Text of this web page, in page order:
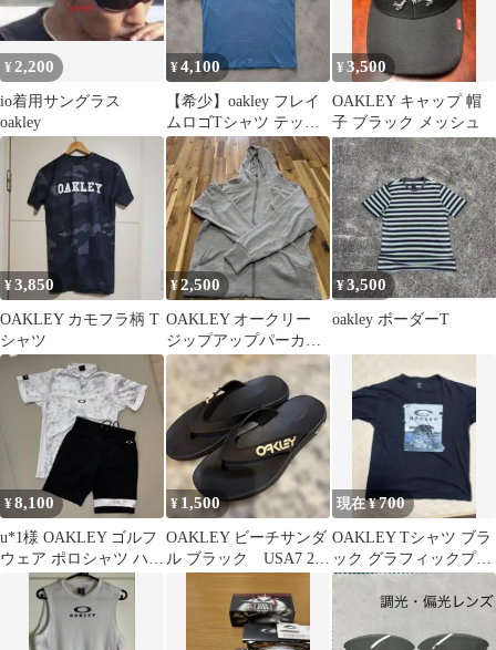
¥ 2,200
io着用サングラス
oakley
¥4,100
【希少】oakley フレイ
ムロゴTシャツ テック
系 Y2K ブルーグ
¥3,500
OAKLEY キャップ 帽
子 ブラック メッシュ
¥3,850
OAKLEY カモフラ柄 T
シャツ
¥2,500
OAKLEY オークリー
ジップアップパーカー
グレー
¥3,500
oakley ボーダーT
¥8,100
u*1様 OAKLEY ゴルフ
ウェア ポロシャツ ハー
フパンツ セットアッ
¥ 1,500
OAKLEY ビーチサンダ
ル ブラック USA7 25
現在 ¥700
OAKLEY Tシャツ ブラ
ック グラフィックプリ
ント L